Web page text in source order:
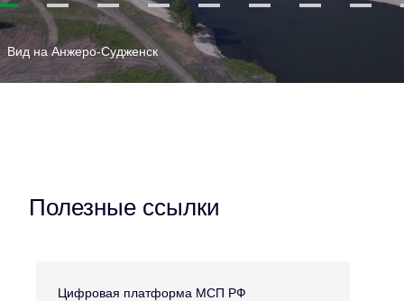
1 2 3 4 5 6 7 8
Вид на Анжеро-Судженск
Полезные ссылки
Цифровая платформа МСП РФ